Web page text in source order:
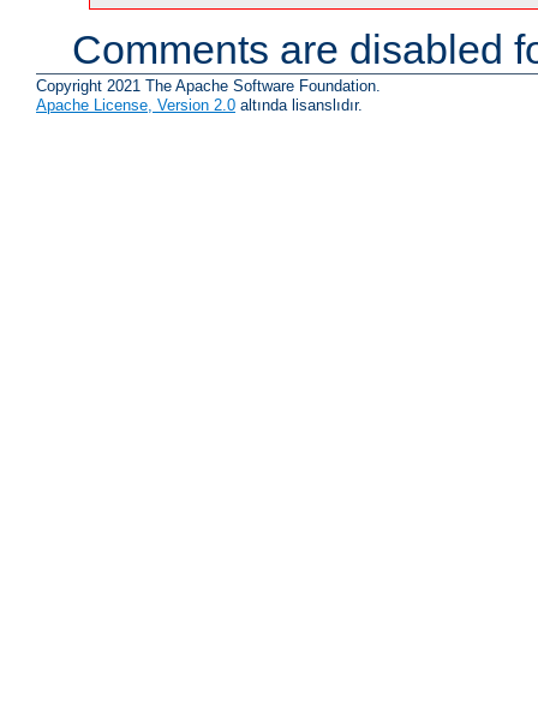
Comments are disabled
Copyright 2021 The Apache Software Foundation.
Apache License, Version 2.0 altında lisanslıdır.